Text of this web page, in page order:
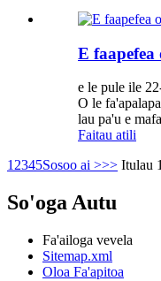
E faapefea
e le pule ile
O le
lau pa'u e
Faitau atili
1 2345Sosoo ai >>> Itulau
So'oga Autu
Fa'ailoga vevela
Sitemap.xml
Oloa Fa'apitoa